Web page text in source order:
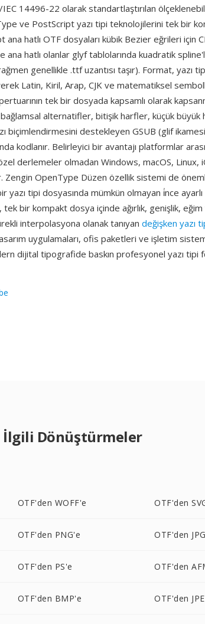
14496-22 olarak standartlaştırılan
ve PostScript yazı tipi teknolojilerini tek bir
hatlı OTF dosyaları kübik Bezier eğrileri için
ana hatlı olanlar glyf tablolarında kuadratik
genellikle .ttf uzantısı taşır). Format, yazı
Latin, Kiril, Arap, CJK ve matematiksel
tek bir dosyada kapsamlı olarak
alternatifler, bitişik harfler, küçük büyük
biçimlendirmesini destekleyen GSUB (glif
kodlanır. Belirleyici bir avantajı platformlar
derlemeler olmadan Windows, macOS, Linux,
Zengin OpenType Düzen özellik sistemi de
yazı tipi dosyasında mümkün olmayan i̇nce
bir kompakt dosya içinde ağırlık, genişlik,
interpolasyona olanak tanıyan değişken yazı
tasarım uygulamaları, ofis paketleri ve işletim
dijital tipografide baskın profesyonel yazı tipi
İlgili Dönüştürmeler
OTF'den WOFF'e OTF'den
OTF'den PNG'e OTF'den
OTF'den PS'e OTF'den
OTF'den BMP'e OTF'den